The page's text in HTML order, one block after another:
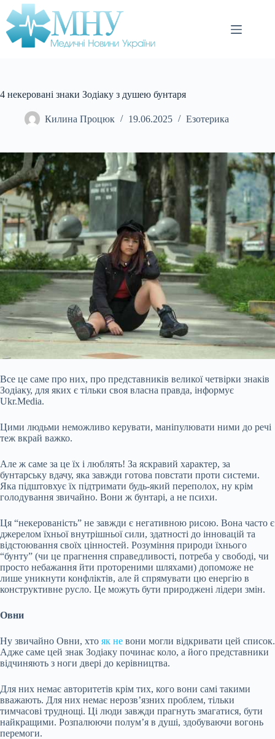
Перейти
до
вмісту
4 некеровані знаки Зодіаку з душею бунтаря
Килина Процюк 19.06.2025 Езотерика
Все це саме про них, про представників великої четвірки знаків
Зодіаку, для яких є тільки своя власна правда, інформує
Ukr.Media.
Цими людьми неможливо керувати, маніпулювати ними до речі
теж вкрай важко.
Але ж саме за це їх і люблять! За яскравий характер, за
бунтарську вдачу, яка завжди готова повстати проти системи.
Яка підштовхує їх підтримати будь-який переполох, ну крім
голодування звичайно. Вони ж бунтарі, а не психи.
Ця “некерованість” не завжди є негативною рисою. Вона часто є
джерелом їхньої внутрішньої сили, здатності до інновацій та
відстоювання своїх цінностей. Розуміння природи їхнього
“бунту” (чи це прагнення справедливості, потреба у свободі, чи
просто небажання йти протореними шляхами) допоможе не
лише уникнути конфліктів, але й спрямувати цю енергію в
конструктивне русло. Це можуть бути природжені лідери змін.
Овни
Ну звичайно Овни, хто як не вони могли відкривати цей список.
Адже саме цей знак Зодіаку починає коло, а його представники
відчиняють з ноги двері до керівництва.
Для них немає авторитетів крім тих, кого вони самі такими
вважають. Для них немає нерозв’язних проблем, тільки
тимчасові труднощі. Ці люди завжди прагнуть змагатися, бути
найкращими. Розпалюючи полум’я в душі, здобуваючи вогонь
перемоги.